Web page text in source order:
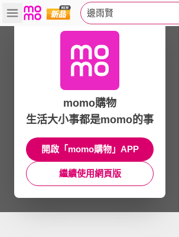
邊雨賢
momo購物
生活大小事都是momo的事
開啟「momo購物」APP
繼續使用網頁版